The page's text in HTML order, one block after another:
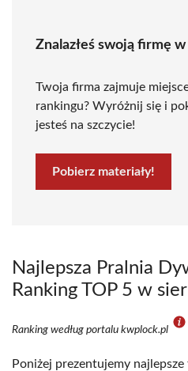
Znalazłeś swoją firmę
Twoja firma zajmuje
rankingu? Wyróżnij się i
jesteś na szczycie!
Pobierz materiały!
Najlepsza Pralnia
Ranking TOP 5 w
Ranking według portalu kwplock.pl
Poniżej prezentujemy